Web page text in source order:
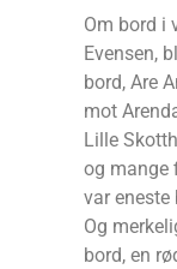
Om bord i
Evensen,
bord, Are
mot
Lille
og mange
var
Og
bord, en